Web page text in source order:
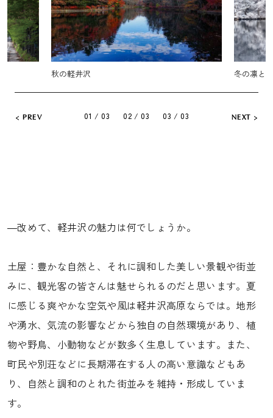
PREV NEXT
冬の凛とした軽井沢 グリーン
01 / 03 02 / 03 03 / 03
―改めて、軽井沢の魅力は何でしょうか。
土屋：豊かな自然と、それに調和した美しい景観や街並
みに、観光客の皆さんは魅せられるのだと思います。夏
に感じる爽やかな空気や風は軽井沢高原ならでは。地形
や湧水、気流の影響などから独自の自然環境があり、植
物や野鳥、小動物などが数多く生息しています。また、
町民や別荘などに長期滞在する人の高い意識などもあ
り、自然と調和のとれた街並みを維持・形成していま
す。